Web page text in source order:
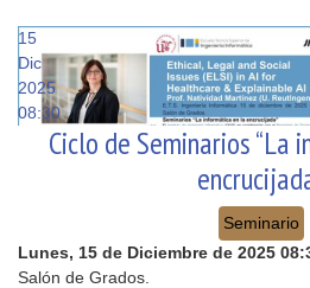
15
Dic
2025
08:30
Ciclo de Seminarios “La
Seminario
Lunes, 15 de Diciembre de 2025
Salón de Grados.